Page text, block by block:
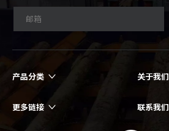
产品分类 关于我们
更多链接 联系我们